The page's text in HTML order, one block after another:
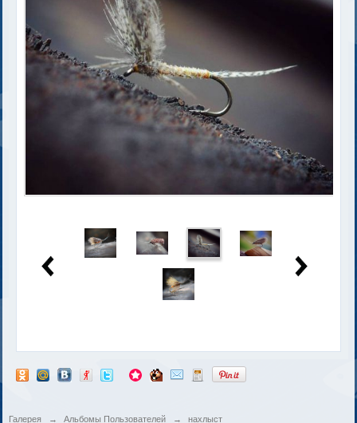
Галерея → Альбомы Пользователей → нахлыст